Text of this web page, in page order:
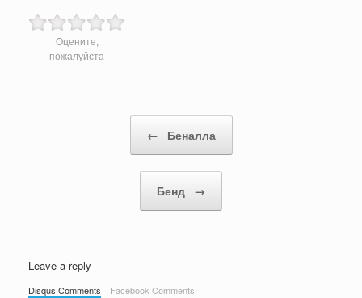
Оцените,
пожалуйста
← Беналла
Бенд →
Leave a reply
Disqus Comments Facebook Comments